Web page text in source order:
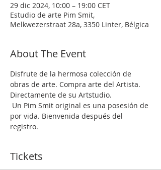
29 dic 2024, 10:00 – 19:00 CET
Estudio de arte Pim Smit,
Melkwezerstraat 28a, 3350 Linter, Bélgica
About The Event
Disfrute de la hermosa colección de
obras de arte. Compra arte del Artista.
Directamente de su Artstudio.
por vida. Bienvenida después del
registro.
Tickets